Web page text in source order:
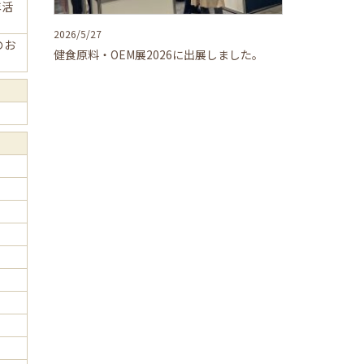
2026/5/27
健食原料・OEM展2026に出展しました。
お